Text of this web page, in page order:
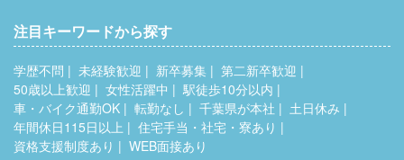
注目キーワードから探す
学歴不問 未経験歓迎 新卒募集
第二新卒歓迎
50歳以上歓迎
女性活躍中
駅徒歩10分以内
車・バイク通勤OK
転勤なし 千葉県が本社
土日休み
年間休日115日以上
住宅手当・社宅・寮あり
資格支援制度あり
WEB面接あり